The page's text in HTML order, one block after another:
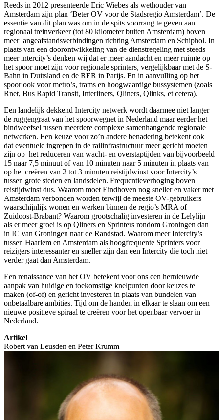
Reeds in 2012 presenteerde Eric Wiebes als wethouder van
Amsterdam zijn plan ‘Beter OV voor de Stadsregio Amsterdam’. De
essentie van dit plan was om in de spits voorrang te geven aan
regionaal treinverkeer (tot 80 kilometer buiten Amsterdam) boven
meer langeafstandsverbindingen richting Amsterdam en Schiphol. In
plaats van een doorontwikkeling van de dienstregeling met steeds
meer intercity’s denken wij dat er meer aandacht en meer ruimte op
het spoor moet zijn voor regionale sprinters, vergelijkbaar met de S-
Bahn in Duitsland en de RER in Parijs. En in aanvulling op het
spoor ook voor metro’s, trams en hoogwaardige bussystemen (zoals
Rnet, Bus Rapid Transit, Interliners, Qliners, Qlinks, et cetera).
Een landelijk dekkend Intercity netwerk wordt daarmee niet langer
de ruggengraat van het spoorwegnet in Nederland maar eerder het
bindweefsel tussen meerdere complexe samenhangende regionale
netwerken. Een keuze voor zo’n andere benadering betekent ook
dat eventuele ingrepen in de railinfrastructuur meer gericht moeten
zijn op het reduceren van wacht- en overstaptijden van bijvoorbeeld
15 naar 7,5 minuut of van 10 minuten naar 5 minuten in plaats van
op het creëren van 2 tot 3 minuten reistijdwinst voor Intercity’s
tussen grote steden en landsdelen. Frequentieverhoging boven
reistijdwinst dus. Waarom moet Eindhoven nog sneller en vaker met
Amsterdam verbonden worden terwijl de meeste OV-gebruikers
waarschijnlijk wonen en werken binnen de regio’s MRA of
Zuidoost-Brabant? Waarom grootschalig investeren in de Lelylijn
als er meer groei is op Qliners en Sprinters rondom Groningen dan
in IC van Groningen naar de Randstad. Waarom meer Intercity’s
tussen Haarlem en Amsterdam als hoogfrequente Sprinters voor
reizigers interessanter en sneller zijn dan een Intercity die toch niet
verder gaat dan Amsterdam.
Een renaissance van het OV betekent voor ons een hernieuwde
aanpak van huidige en toekomstige knelpunten door keuzes te
maken (of-of) en gericht investeren in plaats van bundelen van
onbetaalbare ambities. Tijd om de handen in elkaar te slaan om een
nieuwe positieve spiraal te creëren voor het openbaar vervoer in
Nederland.
Artikel
Robert van Leusden en Peter Krumm